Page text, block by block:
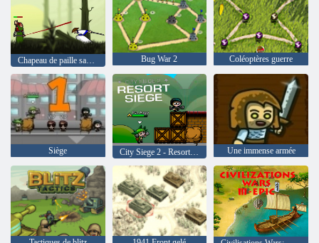
Chapeau de paille samurai 2 Bug War 2 Coléoptères guerre
Siège City Siege 2 - Resort Siege Une immense armée